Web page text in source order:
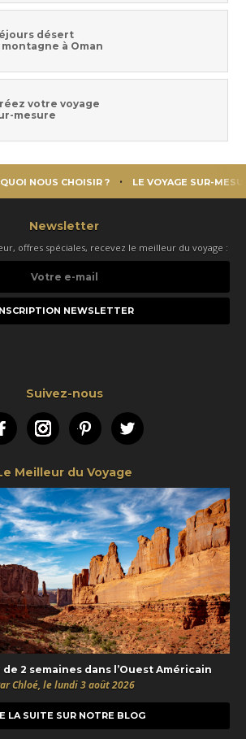
désert
montagne à Oman
votre voyage
mesure
NOUS CHOISIR ? LE VOYAGE SUR-
Newsletter
offres spéciales, recevez le meilleur du voyage :
Suivez-nous
FacebookInstagramPinterestTwitter
Meilleur du Voyage
2 semaines dans l’Ouest Américain
Chloé, le lundi 3 août 2026
LA SUITE SUR NOTRE BLOG